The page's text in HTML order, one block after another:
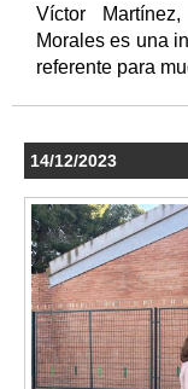
Víctor
Morales es una
referente para
14/12/2023